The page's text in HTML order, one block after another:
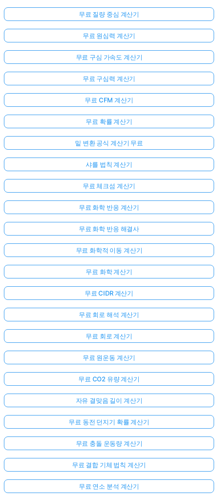
무료 질량 중심 계산기
무료 원심력 계산기
무료 구심 가속도 계산기
무료 구심력 계산기
무료 CFM 계산기
무료 확률 계산기
밑 변환 공식 계산기 무료
샤를 법칙 계산기
무료 체크섬 계산기
무료 화학 반응 계산기
무료 화학 반응 해결사
무료 화학적 이동 계산기
무료 화학 계산기
무료 CIDR 계산기
무료 회로 해석 계산기
무료 회로 계산기
무료 원운동 계산기
무료 CO2 유량 계산기
자유 결맞음 길이 계산기
무료 동전 던지기 확률 계산기
무료 충돌 운동량 계산기
무료 결합 기체 법칙 계산기
무료 연소 분석 계산기